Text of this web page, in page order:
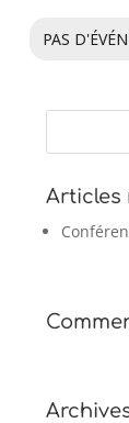
PAS
Articles